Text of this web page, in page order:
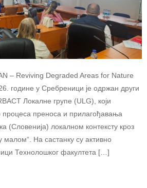
– Reviving Degraded Areas for Nature
године у Сребреници је одржан други
Локалне групе (ULG), који
преноса и прилагођавања
(Словенија) локалном контексту кроз
малом“. На састанку су активно
Технолошког факултета […]